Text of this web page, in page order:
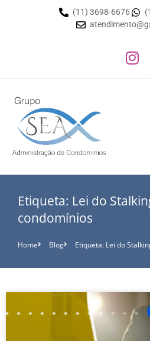
(11) 3698-6676
Etiqueta: Lei do
condomínios
Home Blog Etiqueta: Lei do